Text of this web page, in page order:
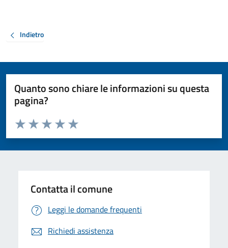
Indietro
Quanto sono chiare le informazioni su questa
pagina?
Valuta da 1 a 5 stelle la pagina
Valuta 5 stelle su 5
Valuta 4 stelle su 5
Valuta 3 stelle su 5
Valuta 2 stelle su 5
Valuta 1 stelle su 5
Contatta il comune
Leggi le domande frequenti
Richiedi assistenza